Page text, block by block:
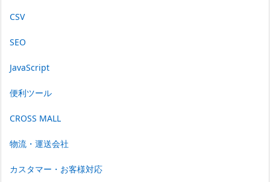
CSV
SEO
JavaScript
便利ツール
CROSS MALL
物流・運送会社
カスタマー・お客様対応